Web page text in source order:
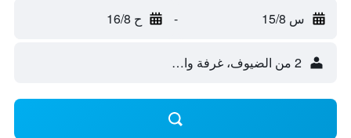
س 15/8 - ح 16/8
2 من الضيوف، غرفة واحدة